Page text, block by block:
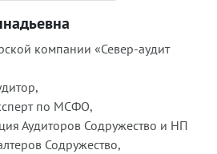
компании «Север-аудит
по МСФО,
Аудиторов Содружество и НП
Содружество,